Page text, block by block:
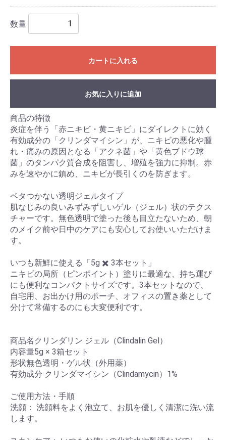
数量
カートに入れる
お気に入りに追加
商品の特徴
炎症を伴う「赤ニキビ・黄ニキビ」にダイレクトに効く
有効成分の「クリンダマイシン」が、ニキビの悪化や腫
れ・痛みの原因となる「アクネ菌」や「黄色ブドウ球
菌」のタンパク質合成を阻害し、増殖を強力に抑制。赤
みを速やかに鎮め、ニキビが長引くのを防ぎます。
ベタつかない透明ジェルタイプ
肌なじみの良いみずみずしいゲル（ジェル）状のテクス
チャーです。無色透明で塗った後も目立たないため、朝
のメイク前や日中のケアにも安心してお使いいただけま
す。
いつも新鮮に使える「5g ✖️ 3本セット」
ニキビの局所（ピンポイント）塗りに最適な、持ち運び
にも便利なコンパクトサイズです。3本セットなので、
自宅用、お出かけ用のポーチ、オフィスの置き薬として
分けて常備するのにも大変便利です。
商品名クリンダリン ジェル（Clindalin Gel）
内容量5g × 3箱セット
形状無色透明・ゲル状（外用薬）
有効成分 クリンダマイシン（Clindamycin）1%
ご使用方法・手順
洗顔： 洗顔料をよく泡立て、お肌を優しく清潔に洗い流
します。